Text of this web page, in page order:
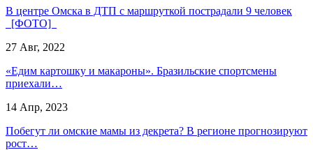
В центре Омска в ДТП с маршруткой пострадали 9 человек
[ФОТО]
27 Авг, 2022
«Едим картошку и макароны». Бразильские спортсмены
приехали…
14 Апр, 2023
Побегут ли омские мамы из декрета? В регионе прогнозируют
рост…